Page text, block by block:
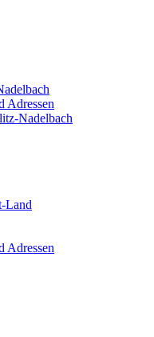
Adressen
Nadelbach
Land
Adressen